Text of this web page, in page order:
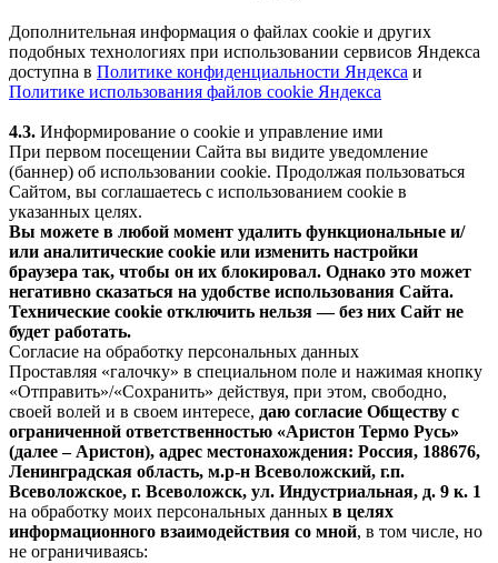
Дополнительная информация о файлах cookie и других
подобных технологиях при использовании сервисов Яндекса
доступна в Политике конфиденциальности Яндекса и
Политике использования файлов cookie Яндекса
4.3. Информирование о cookie и управление ими
При первом посещении Сайта вы видите уведомление
(баннер) об использовании cookie. Продолжая пользоваться
Сайтом, вы соглашаетесь с использованием cookie в
указанных целях.
Вы можете в любой момент удалить функциональные и/
или аналитические cookie или изменить настройки
браузера так, чтобы он их блокировал. Однако это может
негативно сказаться на удобстве использования Сайта.
Технические cookie отключить нельзя — без них Сайт не
будет работать.
Согласие на обработку персональных данных
Проставляя «галочку» в специальном поле и нажимая кнопку
«Отправить»/«Сохранить» действуя, при этом, свободно,
своей волей и в своем интересе, даю согласие Обществу с
ограниченной ответственностью «Аристон Термо Русь»
(далее – Аристон), адрес местонахождения: Россия, 188676,
Ленинградская область, м.р-н Всеволожский, г.п.
Всеволожское, г. Всеволожск, ул. Индустриальная, д. 9 к. 1
на обработку моих персональных данных в целях
информационного взаимодействия со мной, в том числе, но
не ограничиваясь: